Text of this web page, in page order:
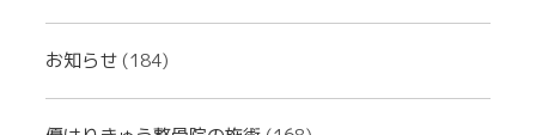
お知らせ (184)